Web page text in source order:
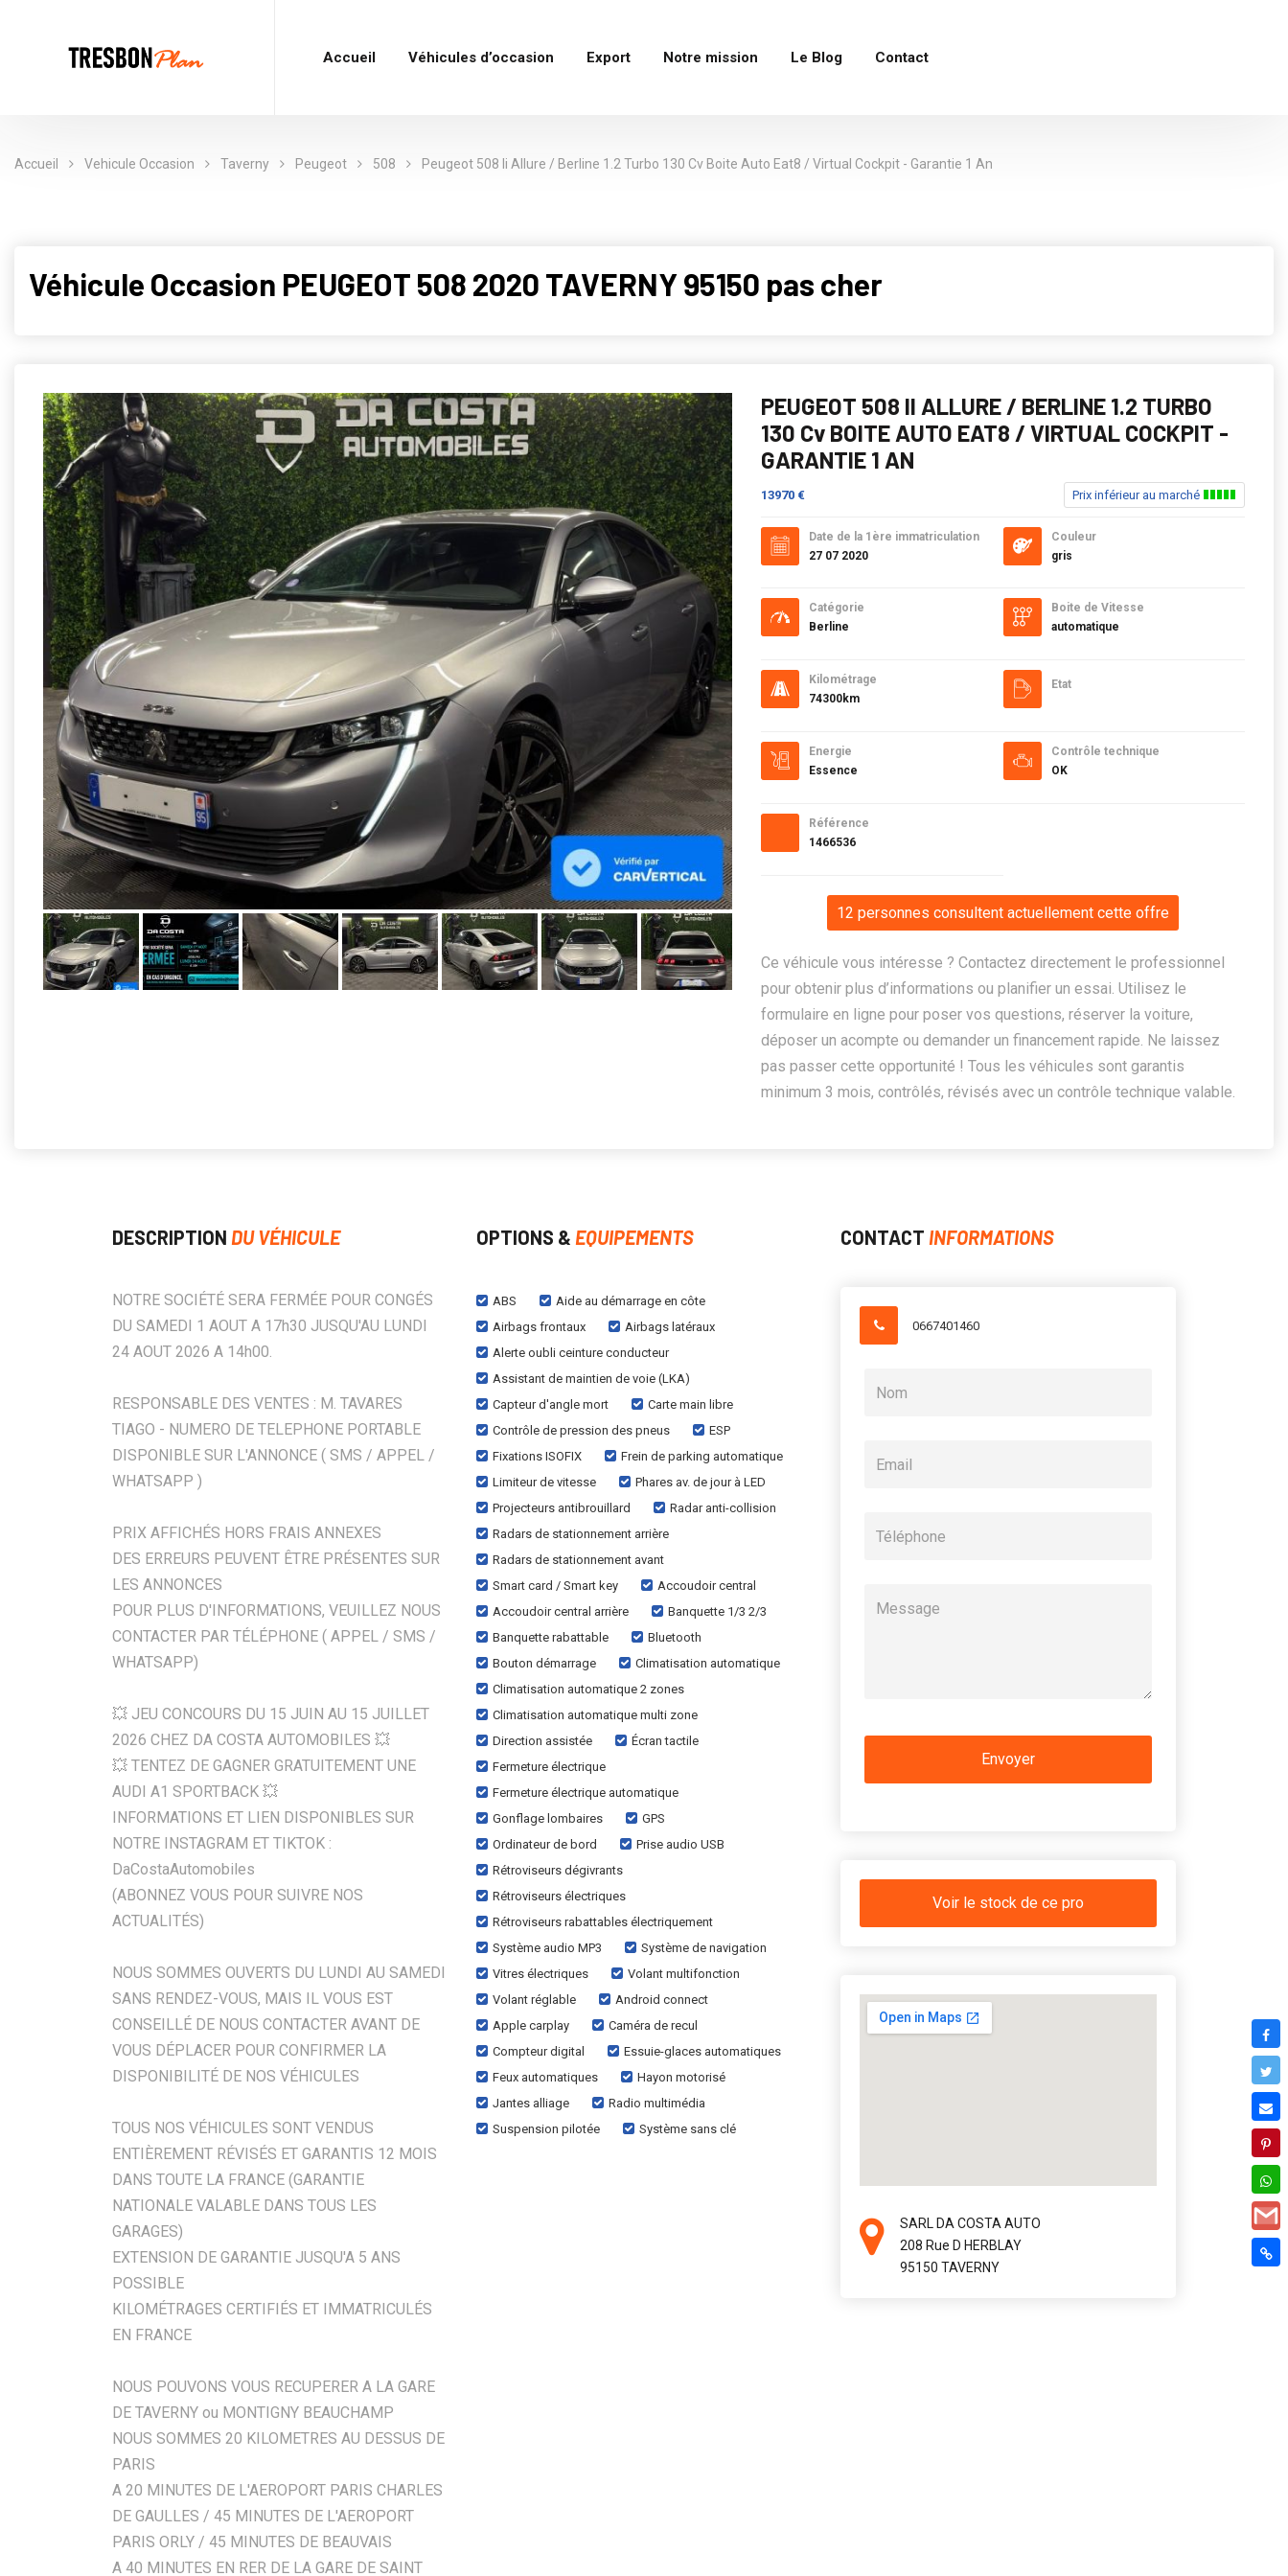
Accueil Véhicules d’occasion Export Notre mission Le Blog Contact
Accueil Vehicule Occasion Taverny Peugeot 508 Peugeot 508 Ii Allure / Berline 1.2 Turbo 130 Cv Boite Auto Eat8 / Virtual Cockpit - Garantie 1 An
Véhicule Occasion PEUGEOT 508 2020 TAVERNY 95150 pas cher
PEUGEOT 508 II ALLURE / BERLINE 1.2 TURBO
130 Cv BOITE AUTO EAT8 / VIRTUAL COCKPIT -
GARANTIE 1 AN
13970 € Prix inférieur au marché
Date de la 1ère immatriculation
27 07 2020
Catégorie
Berline
Kilométrage
74300km
Energie
Essence
Référence
1466536
Couleur
gris
Boite de Vitesse
automatique
Etat
Contrôle technique
OK
12 personnes consultent actuellement cette offre
Ce véhicule vous intéresse ? Contactez directement le professionnel
pour obtenir plus d’informations ou planifier un essai. Utilisez le
formulaire en ligne pour poser vos questions, réserver la voiture,
déposer un acompte ou demander un financement rapide. Ne laissez
pas passer cette opportunité ! Tous les véhicules sont garantis
minimum 3 mois, contrôlés, révisés avec un contrôle technique valable.
DESCRIPTION DU VÉHICULE
NOTRE SOCIÉTÉ SERA FERMÉE POUR CONGÉS
DU SAMEDI 1 AOUT A 17h30 JUSQU'AU LUNDI
24 AOUT 2026 A 14h00.
RESPONSABLE DES VENTES : M. TAVARES
TIAGO - NUMERO DE TELEPHONE PORTABLE
DISPONIBLE SUR L'ANNONCE ( SMS / APPEL /
WHATSAPP )
PRIX AFFICHÉS HORS FRAIS ANNEXES
DES ERREURS PEUVENT ÊTRE PRÉSENTES SUR
LES ANNONCES
POUR PLUS D'INFORMATIONS, VEUILLEZ NOUS
CONTACTER PAR TÉLÉPHONE ( APPEL / SMS /
WHATSAPP)
💥 JEU CONCOURS DU 15 JUIN AU 15 JUILLET
2026 CHEZ DA COSTA AUTOMOBILES 💥
💥 TENTEZ DE GAGNER GRATUITEMENT UNE
AUDI A1 SPORTBACK 💥
INFORMATIONS ET LIEN DISPONIBLES SUR
NOTRE INSTAGRAM ET TIKTOK :
DaCostaAutomobiles
(ABONNEZ VOUS POUR SUIVRE NOS
ACTUALITÉS)
NOUS SOMMES OUVERTS DU LUNDI AU SAMEDI
SANS RENDEZ-VOUS, MAIS IL VOUS EST
CONSEILLÉ DE NOUS CONTACTER AVANT DE
VOUS DÉPLACER POUR CONFIRMER LA
DISPONIBILITÉ DE NOS VÉHICULES
TOUS NOS VÉHICULES SONT VENDUS
ENTIÈREMENT RÉVISÉS ET GARANTIS 12 MOIS
DANS TOUTE LA FRANCE (GARANTIE
NATIONALE VALABLE DANS TOUS LES
GARAGES)
EXTENSION DE GARANTIE JUSQU'A 5 ANS
POSSIBLE
KILOMÉTRAGES CERTIFIÉS ET IMMATRICULÉS
EN FRANCE
NOUS POUVONS VOUS RECUPERER A LA GARE
DE TAVERNY ou MONTIGNY BEAUCHAMP
NOUS SOMMES 20 KILOMETRES AU DESSUS DE
PARIS
A 20 MINUTES DE L'AEROPORT PARIS CHARLES
DE GAULLES / 45 MINUTES DE L'AEROPORT
PARIS ORLY / 45 MINUTES DE BEAUVAIS
A 40 MINUTES EN RER DE LA GARE DE SAINT
OPTIONS & EQUIPEMENTS
ABS
Aide au démarrage en côte
Airbags frontaux
Airbags latéraux
Alerte oubli ceinture conducteur
Assistant de maintien de voie (LKA)
Capteur d'angle mort
Carte main libre
Contrôle de pression des pneus
ESP
Fixations ISOFIX
Frein de parking automatique
Limiteur de vitesse
Phares av. de jour à LED
Projecteurs antibrouillard
Radar anti-collision
Radars de stationnement arrière
Radars de stationnement avant
Smart card / Smart key
Accoudoir central
Accoudoir central arrière
Banquette 1/3 2/3
Banquette rabattable
Bluetooth
Bouton démarrage
Climatisation automatique
Climatisation automatique 2 zones
Climatisation automatique multi zone
Direction assistée
Écran tactile
Fermeture électrique
Fermeture électrique automatique
Gonflage lombaires
GPS
Ordinateur de bord
Prise audio USB
Rétroviseurs dégivrants
Rétroviseurs électriques
Rétroviseurs rabattables électriquement
Système audio MP3
Système de navigation
Vitres électriques
Volant multifonction
Volant réglable
Android connect
Apple carplay
Caméra de recul
Compteur digital
Essuie-glaces automatiques
Feux automatiques
Hayon motorisé
Jantes alliage
Radio multimédia
Suspension pilotée
Système sans clé
CONTACT INFORMATIONS
0667401460
Voir le stock de ce pro
SARL DA COSTA AUTO
208 Rue D HERBLAY
95150 TAVERNY